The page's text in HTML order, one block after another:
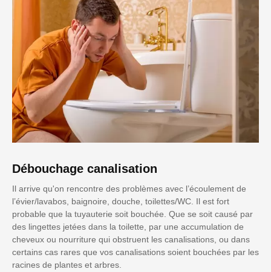
Débouchage canalisation
Il arrive qu'on rencontre des problèmes avec l’écoulement de
l’évier/lavabos, baignoire, douche, toilettes/WC. Il est fort
probable que la tuyauterie soit bouchée. Que se soit causé par
des lingettes jetées dans la toilette, par une accumulation de
cheveux ou nourriture qui obstruent les canalisations, ou dans
certains cas rares que vos canalisations soient bouchées par les
racines de plantes et arbres.